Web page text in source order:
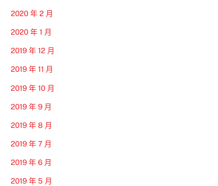
2020 年 2 月
2020 年 1 月
2019 年 12 月
2019 年 11 月
2019 年 10 月
2019 年 9 月
2019 年 8 月
2019 年 7 月
2019 年 6 月
2019 年 5 月